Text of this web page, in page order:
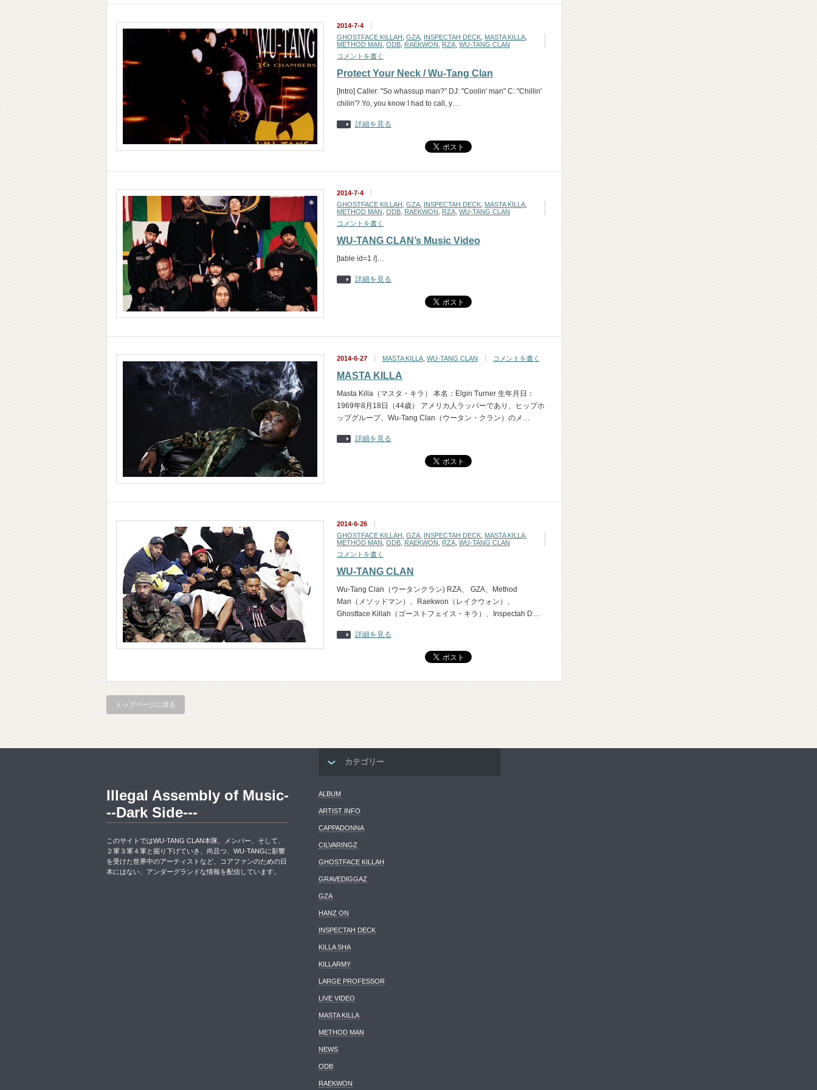
2014-7-4
GHOSTFACE KILLAH GZA INSPECTAH DECK MASTA KILLA
METHOD MAN ODB RAEKWON RZA WU-TANG CLAN
コメントを書く
Protect Your Neck / Wu-Tang Clan
[Intro] Caller: "So whassup man?" DJ: "Coolin' man" C: "Chillin'
chilin'? Yo, you know I had to call, y…
詳細を見る
2014-7-4
GHOSTFACE KILLAH GZA INSPECTAH DECK MASTA KILLA
METHOD MAN ODB RAEKWON RZA WU-TANG CLAN
コメントを書く
WU-TANG CLAN’s Music Video
[table id=1 /]…
詳細を見る
2014-6-27 MASTA KILLA WU-TANG CLAN コメントを書く
MASTA KILLA
Masta Killa（マスタ・キラ） 本名：Elgin Turner 生年月日：
1969年8月18日（44歳） アメリカ人ラッパーであり、ヒップホ
ップグループ、Wu-Tang Clan（ウータン・クラン）のメ…
詳細を見る
2014-6-26
GHOSTFACE KILLAH GZA INSPECTAH DECK MASTA KILLA
METHOD MAN ODB RAEKWON RZA WU-TANG CLAN
コメントを書く
WU-TANG CLAN
Wu-Tang Clan（ウータンクラン) RZA、 GZA、Method
Man（メソッドマン）、Raekwon（レイクウォン）、
Ghostface Killah（ゴーストフェイス・キラ）、Inspectah D…
詳細を見る
トップページに戻る
カテゴリー
ALBUM
ARTIST INFO
CAPPADONNA
CILVARINGZ
GHOSTFACE KILLAH
GRAVEDIGGAZ
GZA
HANZ ON
INSPECTAH DECK
KILLA SHA
KILLARMY
LARGE PROFESSOR
LIVE VIDEO
MASTA KILLA
METHOD MAN
NEWS
ODB
RAEKWON
Illegal Assembly of Music-
--Dark Side---
このサイトではWU-TANG CLAN本隊、メンバー、そして、
２軍３軍４軍と掘り下げていき、尚且つ、WU-TANGに影響
を受けた世界中のアーティストなど、コアファンのための日
本にはない、アンダーグランドな情報を配信しています。